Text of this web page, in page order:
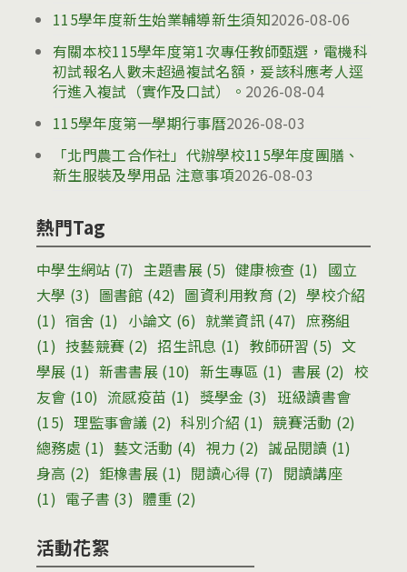
115學年度新生始業輔導新生須知2026-08-06
有關本校115學年度第1次專任教師甄選，電機科
初試報名人數未超過複試名額，爰該科應考人逕
行進入複試（實作及口試）。 2026-08-04
115學年度第一學期行事曆2026-08-03
「北門農工合作社」代辦學校115學年度團膳、
新生服裝及學用品 注意事項2026-08-03
熱門Tag
中學生網站 (7) 主題書展(5) 健康檢查 (1) 國立
大學 (3) 圖書館 (42) 圖資利用教育 (2) 學校介紹
(1) 宿舍 (1) 小論文 (6) 就業資訊 (47) 庶務組
(1) 技藝競賽 (2) 招生訊息 (1) 教師研習 (5) 文
學展 (1) 新書書展 (10) 新生專區 (1) 書展 (2) 校
友會 (10) 流感疫苗 (1) 獎學金 (3) 班級讀書會
(15) 理監事會議 (2) 科別介紹 (1) 競賽活動 (2)
總務處 (1) 藝文活動 (4) 視力 (2) 誠品閱讀 (1)
身高 (2) 鉅橡書展 (1) 閱讀心得 (7) 閱讀講座
(1) 電子書 (3) 體重 (2)
活動花絮